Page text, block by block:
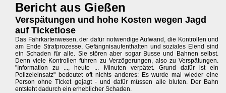
Bericht aus Gießen
Verspätungen und hohe Kosten wegen Jagd
auf Ticketlose
Das Fahrkartenwesen, der dafür notwendige Aufwand, die Kontrollen und
am Ende Strafprozesse, Gefängnisaufenthalten und soziales Elend sind
ein Schaden für alle. Sie stören aber sogar Busse und Bahnen selbst.
Denn viele Kontrollen führen zu Verzögerungen, also zu Verspätungen.
"Information zu ..., heute ... Minuten verpätet. Grund dafür ist ein
Polizeieinsatz" bedeutet oft nichts anderes: Es wurde mal wieder eine
Person ohne TIcket gejagt - und dafür müssen alle bluten. Der Bahn
entsteht dadurch ein erheblicher Schaden.